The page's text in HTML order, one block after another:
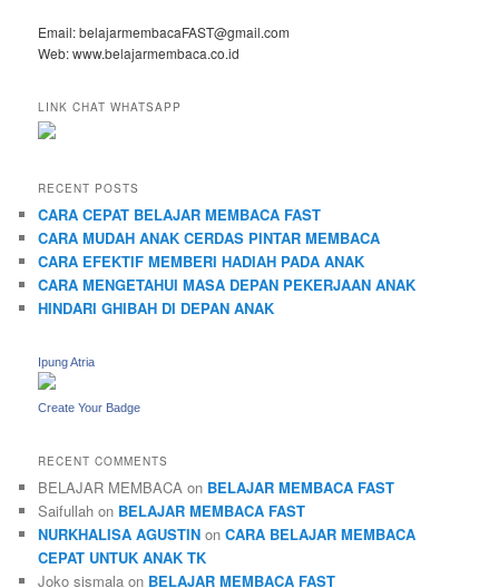
Email: belajarmembacaFAST@gmail.com
Web: www.belajarmembaca.co.id
LINK CHAT WHATSAPP
RECENT POSTS
CARA CEPAT BELAJAR MEMBACA FAST
CARA MUDAH ANAK CERDAS PINTAR MEMBACA
CARA EFEKTIF MEMBERI HADIAH PADA ANAK
CARA MENGETAHUI MASA DEPAN PEKERJAAN ANAK
HINDARI GHIBAH DI DEPAN ANAK
Ipung Atria
Create Your Badge
RECENT COMMENTS
BELAJAR MEMBACA on BELAJAR MEMBACA FAST
Saifullah on BELAJAR MEMBACA FAST
NURKHALISA AGUSTIN onCARA BELAJAR MEMBACA
CEPAT UNTUK ANAK TK
Joko sismala on BELAJAR MEMBACA FAST